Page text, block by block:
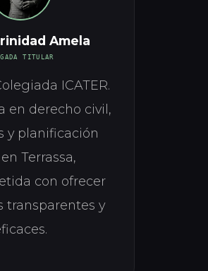
Amela
TITULAR
ICATER.
en derecho civil,
y planificación
Terrassa,
con ofrecer
transparentes y